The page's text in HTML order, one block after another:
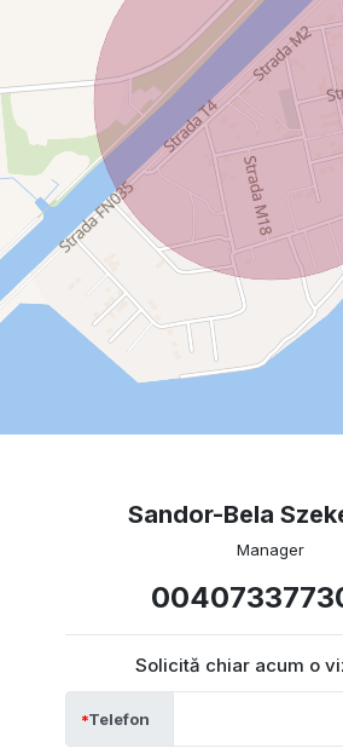
Sandor-Bela
Manager
Solicită chiar acum o
Telefon